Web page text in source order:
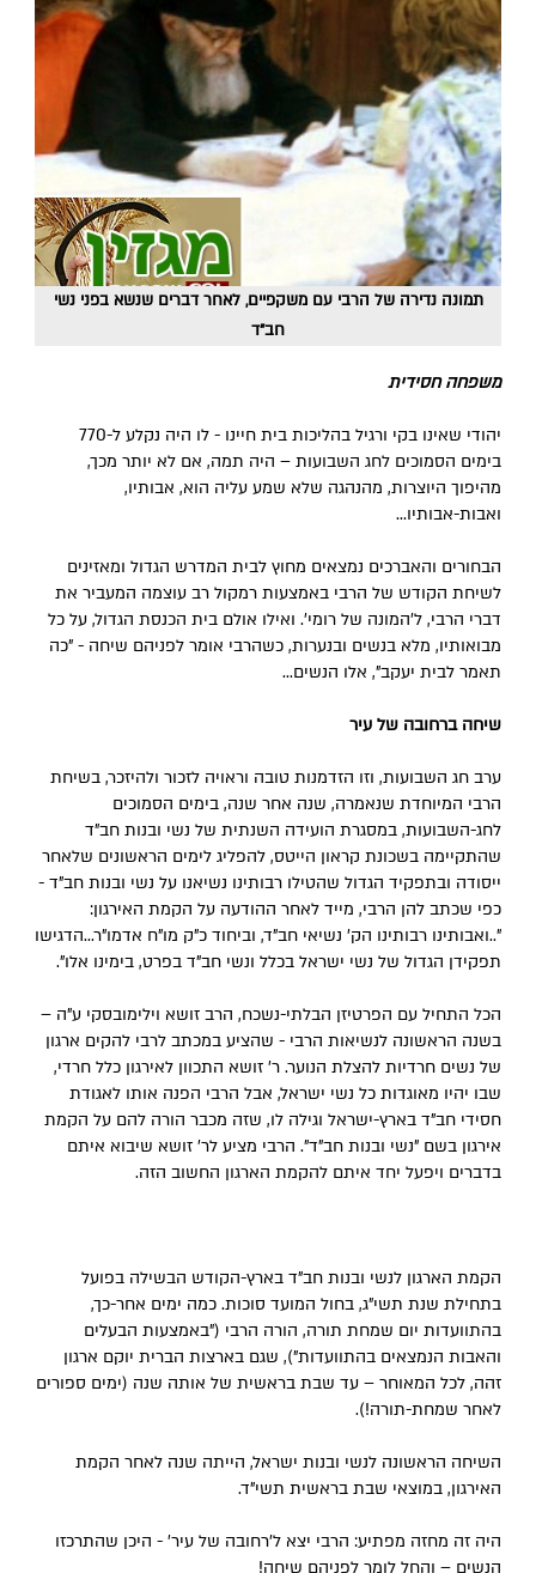
תמונה נדירה של הרבי עם משקפיים, לאחר דברים שנשא בפני נשי
חב"ד
משפחה חסידית
יהודי שאינו בקי ורגיל בהליכות בית חיינו - לו היה נקלע ל-770
בימים הסמוכים לחג השבועות – היה תמה, אם לא יותר מכך,
מהיפוך היוצרות, מהנהגה שלא שמע עליה הוא, אבותיו,
ואבות-אבותיו...
הבחורים והאברכים נמצאים מחוץ לבית המדרש הגדול ומאזינים
לשיחת הקודש של הרבי באמצעות רמקול רב עוצמה המעביר את
דברי הרבי, ל'המונה של רומי'. ואילו אולם בית הכנסת הגדול, על כל
מבואותיו, מלא בנשים ובנערות, כשהרבי אומר לפניהם שיחה - "כה
תאמר לבית יעקב", אלו הנשים...
שיחה ברחובה של עיר
ערב חג השבועות, וזו הזדמנות טובה וראויה לזכור ולהיזכר, בשיחת
הרבי המיוחדת שנאמרה, שנה אחר שנה, בימים הסמוכים
לחג-השבועות, במסגרת הועידה השנתית של נשי ובנות חב"ד
שהתקיימה בשכונת קראון הייטס, להפליג לימים הראשונים שלאחר
ייסודה ובתפקיד הגדול שהטילו רבותינו נשיאנו על נשי ובנות חב"ד -
כפי שכתב להן הרבי, מייד לאחר ההודעה על הקמת האירגון:
"..ואבותינו רבותינו הק' נשיאי חב"ד, וביחוד כ"ק מו"ח אדמו"ר...הדגישו
תפקידן הגדול של נשי ישראל בכלל ונשי חב"ד בפרט, בימינו אלו".
הכל התחיל עם הפרטיזן הבלתי-נשכח, הרב זושא וילימובסקי ע"ה –
בשנה הראשונה לנשיאות הרבי - שהציע במכתב לרבי להקים ארגון
של נשים חרדיות להצלת הנוער. ר' זושא התכוון לאירגון כלל חרדי,
שבו יהיו מאוגדות כל נשי ישראל, אבל הרבי הפנה אותו לאגודת
חסידי חב"ד בארץ-ישראל וגילה לו, שזה מכבר הורה להם על הקמת
אירגון בשם "נשי ובנות חב"ד". הרבי מציע לר' זושא שיבוא איתם
בדברים ויפעל יחד איתם להקמת הארגון החשוב הזה.
הקמת הארגון לנשי ובנות חב"ד בארץ-הקודש הבשילה בפועל
בתחילת שנת תשי"ג, בחול המועד סוכות. כמה ימים אחר-כך,
בהתוועדות יום שמחת תורה, הורה הרבי ("באמצעות הבעלים
והאבות הנמצאים בהתוועדות"), שגם בארצות הברית יוקם ארגון
זהה, לכל המאוחר – עד שבת בראשית של אותה שנה (ימים ספורים
לאחר שמחת-תורה!).
השיחה הראשונה לנשי ובנות ישראל, הייתה שנה לאחר הקמת
האירגון, במוצאי שבת בראשית תשי"ד.
היה זה מחזה מפתיע: הרבי יצא ל'רחובה של עיר' - היכן שהתרכזו
הנשים – והחל לומר לפניהם שיחה!